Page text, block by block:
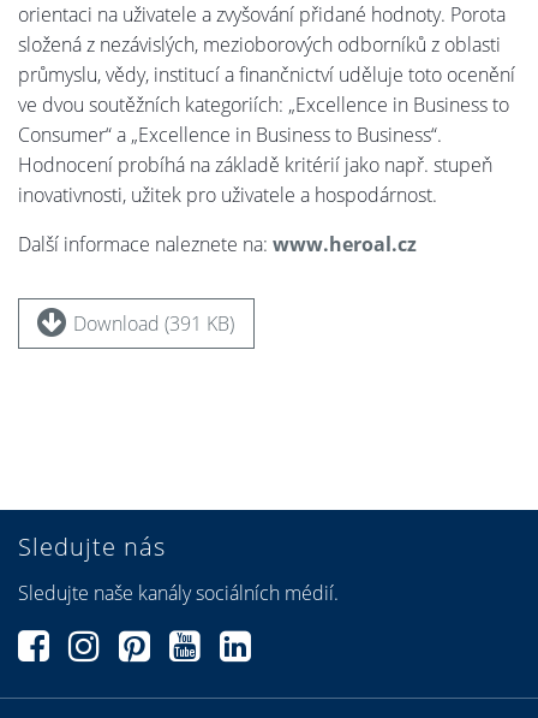
orientaci na uživatele a zvyšování přidané hodnoty. Porota
složená z nezávislých, mezioborových odborníků z oblasti
průmyslu, vědy, institucí a finančnictví uděluje toto ocenění
ve dvou soutěžních kategoriích: „Excellence in Business to
Consumer“ a „Excellence in Business to Business“.
Hodnocení probíhá na základě kritérií jako např. stupeň
inovativnosti, užitek pro uživatele a hospodárnost.
Další informace naleznete na: www.heroal.cz
Download (391 KB)
Sledujte nás
Sledujte naše kanály sociálních médií.